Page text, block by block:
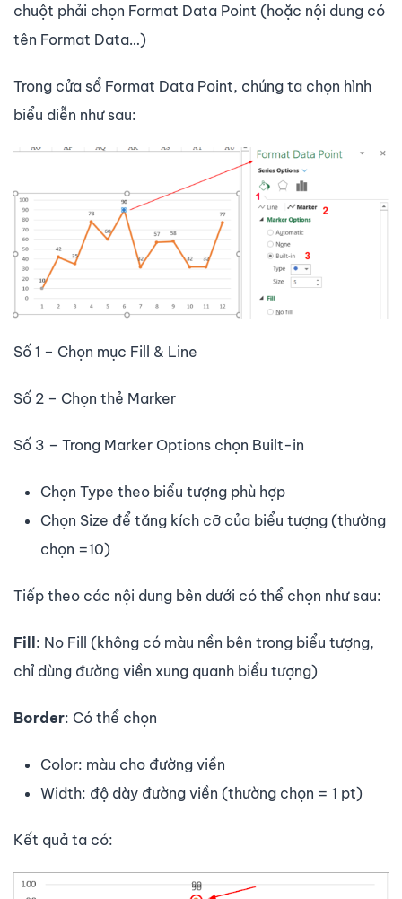
chuột phải chọn Format Data Point (hoặc nội dung có
tên Format Data…)
Trong cửa sổ Format Data Point, chúng ta chọn hình
biểu diễn như sau:
Số 1 – Chọn mục Fill & Line
Số 2 – Chọn thẻ Marker
Số 3 – Trong Marker Options chọn Built-in
Chọn Type theo biểu tượng phù hợp
Chọn Size để tăng kích cỡ của biểu tượng (thường
chọn =10)
Tiếp theo các nội dung bên dưới có thể chọn như sau:
Fill: No Fill (không có màu nền bên trong biểu tượng,
chỉ dùng đường viền xung quanh biểu tượng)
Border: Có thể chọn
Color: màu cho đường viền
Width: độ dày đường viền (thường chọn = 1 pt)
Kết quả ta có: